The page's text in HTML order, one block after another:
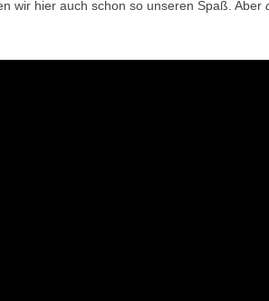
wir hier auch schon so unseren Spaß. Aber